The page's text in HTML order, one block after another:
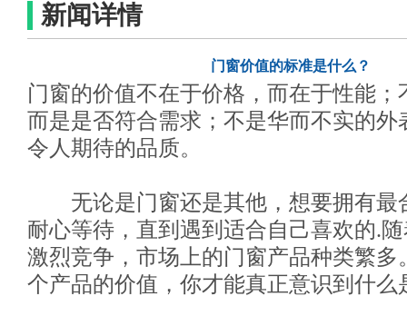
新闻详情
门窗价值的标准是什么？
门窗的价值不在于价格，而在于性能；
而是是否符合需求；不是华而不实的外
令人期待的品质。
无论是门窗还是其他，想要拥有最
耐心等待，直到遇到适合自己喜欢的.
激烈竞争，市场上的门窗产品种类繁多
个产品的价值，你才能真正意识到什么